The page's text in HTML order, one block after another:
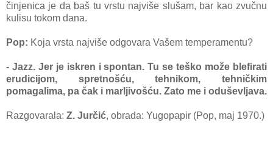
činjenica je da baš tu vrstu najviše slušam, bar kao zvučnu
kulisu tokom dana.
Pop: Koja vrsta najviše odgovara Vašem temperamentu?
- Jazz. Jer je iskren i spontan. Tu se teško može blefirati
erudicijom, spretnošću, tehnikom, tehničkim
pomagalima, pa čak i marljivošću. Zato me i oduševljava.
Razgovarala: Z. Jurčić, obrada: Yugopapir (Pop, maj 1970.)